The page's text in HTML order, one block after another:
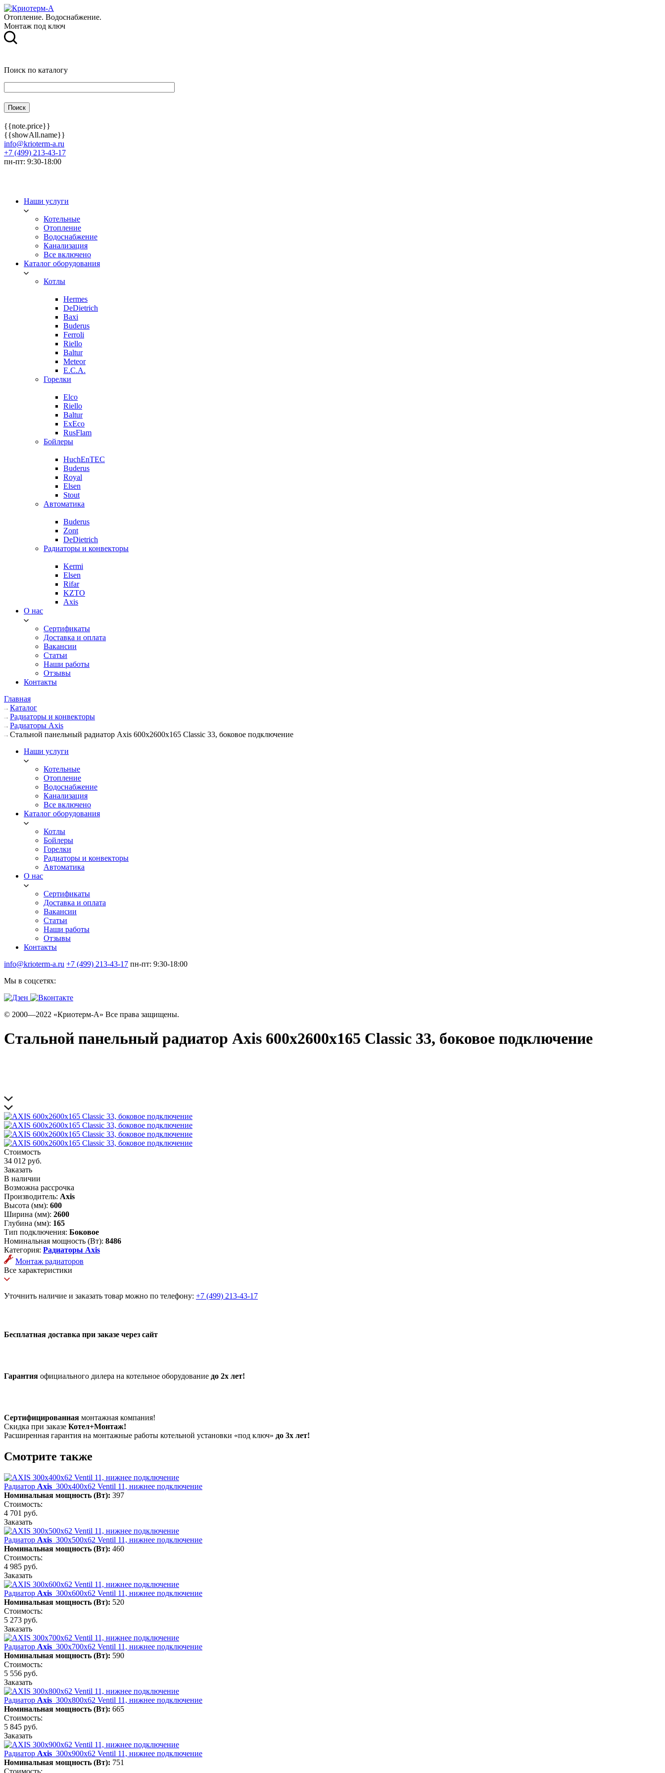
Отопление. Водоснабжение.
Монтаж под ключ
Поиск по каталогу
{{note.price}}
{{showAll.name}}
info@krioterm-a.ru
+7 (499) 213-43-17
пн-пт: 9:30-18:00
Наши услуги
Котельные
Отопление
Водоснабжение
Канализация
Все включено
Каталог оборудования
Котлы
Hermes
DeDietrich
Baxi
Buderus
Ferroli
Riello
Baltur
Meteor
E.C.A.
Горелки
Elco
Riello
Baltur
ExEco
RusFlam
Бойлеры
HuchEnTEC
Buderus
Royal
Elsen
Stout
Автоматика
Buderus
Zont
DeDietrich
Радиаторы и конвекторы
Kermi
Elsen
Rifar
KZTO
Axis
О нас
Сертификаты
Доставка и оплата
Вакансии
Статьи
Наши работы
Отзывы
Контакты
Главная
Каталог
Радиаторы и конвекторы
Радиаторы Axis
Стальной панельный радиатор Axis 600х2600х165 Classic 33, боковое подключение
Наши услуги
Котельные
Отопление
Водоснабжение
Канализация
Все включено
Каталог оборудования
Котлы
Бойлеры
Горелки
Радиаторы и конвекторы
Автоматика
О нас
Сертификаты
Доставка и оплата
Вакансии
Статьи
Наши работы
Отзывы
Контакты
info@krioterm-a.ru +7 (499) 213-43-17 пн-пт: 9:30-18:00
Мы в соцсетях:
© 2000—2022 «Криотерм-А» Все права защищены.
Стальной панельный радиатор Axis 600х2600х165 Classic 33, боковое подключение
Стоимость
34 012 руб.
Заказать
В наличии
Возможна рассрочка
Производитель: Axis
Высота (мм): 600
Ширина (мм): 2600
Глубина (мм): 165
Тип подключения: Боковое
Номинальная мощность (Вт): 8486
Категория: Радиаторы Axis
Монтаж радиаторов
Все характеристики
Уточнить наличие и заказать товар можно по телефону: +7 (499) 213-43-17
Бесплатная доставка при заказе через сайт
Гарантия официального дилера на котельное оборудование до 2х лет!
Сертифицированная монтажная компания!
Скидка при заказе Котел+Монтаж!
Расширенная гарантия на монтажные работы котельной установки «под ключ» до 3х лет!
Смотрите также
Радиатор Axis 300х400х62 Ventil 11, нижнее подключение
Номинальная мощность (Вт): 397
Стоимость:
4 701 руб.
Заказать
Радиатор Axis 300х500х62 Ventil 11, нижнее подключение
Номинальная мощность (Вт): 460
Стоимость:
4 985 руб.
Заказать
Радиатор Axis 300х600х62 Ventil 11, нижнее подключение
Номинальная мощность (Вт): 520
Стоимость:
5 273 руб.
Заказать
Радиатор Axis 300х700х62 Ventil 11, нижнее подключение
Номинальная мощность (Вт): 590
Стоимость:
5 556 руб.
Заказать
Радиатор Axis 300х800х62 Ventil 11, нижнее подключение
Номинальная мощность (Вт): 665
Стоимость:
5 845 руб.
Заказать
Радиатор Axis 300х900х62 Ventil 11, нижнее подключение
Номинальная мощность (Вт): 751
Стоимость: